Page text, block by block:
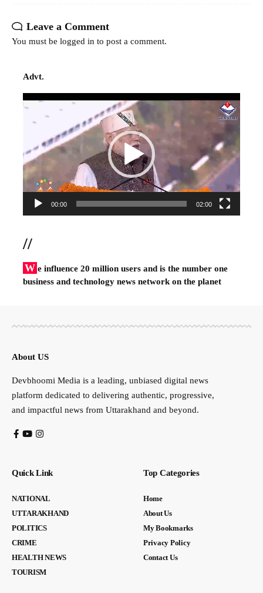
Leave a Comment
You must be logged in to post a comment.
Advt.
Video
00:00 02:00
//
W e influence 20 million users and is the number one
business and technology news network on the planet
About US
Devbhoomi Media is a leading, unbiased digital news
platform dedicated to delivering authentic, progressive,
and impactful news from Uttarakhand and beyond.
Quick Link
NATIONAL
UTTARAKHAND
POLITICS
CRIME
HEALTH NEWS
TOURISM
Top Categories
Home
About Us
My Bookmarks
Privacy Policy
Contact Us